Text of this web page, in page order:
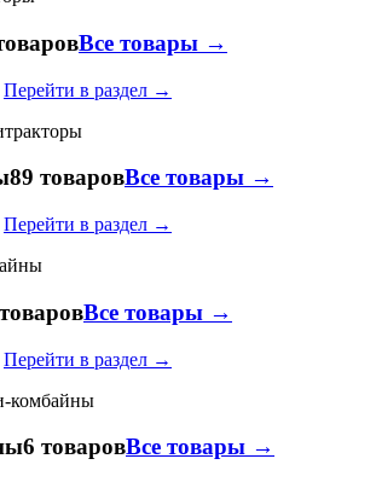
Все товары →
Перейти в раздел →
89 товаровВсе товары →
Перейти в раздел →
Все товары →
Перейти в раздел →
комбайны
6 товаровВсе товары →